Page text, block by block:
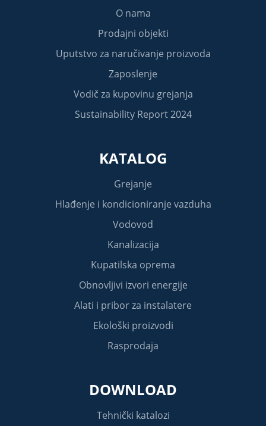
O nama
Prodajni objekti
Uputstvo za naručivanje proizvoda
Zaposlenje
Vodič za kupovinu grejanja
Sustainability Report 2024
KATALOG
Grejanje
Hlađenje i kondicioniranje vazduha
Vodovod
Kanalizacija
Kupatilska oprema
Obnovljivi izvori energije
Alati i pribor za instalatere
Ekološki proizvodi
Rasprodaja
DOWNLOAD
Tehnički katalozi